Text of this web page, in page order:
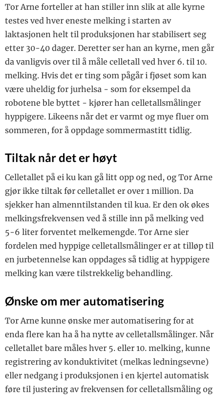
Tor Arne forteller at han stiller inn slik at alle kyrne
testes ved hver eneste melking i starten av
laktasjonen helt til produksjonen har stabilisert seg
etter 30-40 dager. Deretter ser han an kyrne, men går
da vanligvis over til å måle celletall ved hver 6. til 10.
melking. Hvis det er ting som pågår i fjøset som kan
være uheldig for jurhelsa - som for eksempel da
robotene ble byttet - kjører han celletallsmålinger
hyppigere. Likeens når det er varmt og mye fluer om
sommeren, for å oppdage sommermastitt tidlig.
Tiltak når det er høyt
Celletallet på ei ku kan gå litt opp og ned, og Tor Arne
gjør ikke tiltak før celletallet er over 1 million. Da
sjekker han almenntilstanden til kua. Er den ok økes
melkingsfrekvensen ved å stille inn på melking ved
5-6 liter forventet melkemengde. Tor Arne sier
fordelen med hyppige celletallsmålinger er at tilløp til
en jurbetennelse kan oppdages så tidlig at hyppigere
melking kan være tilstrekkelig behandling.
Ønske om mer automatisering
Tor Arne kunne ønske mer automatisering for at
enda flere kan ha å ha nytte av celletallsmålinger. Når
celletallet bare måles hver 5. eller 10. melking, kunne
registrering av konduktivitet (melkas ledningsevne)
eller nedgang i produksjonen i en kjertel automatisk
føre til justering av frekvensen for celletallsmåling og